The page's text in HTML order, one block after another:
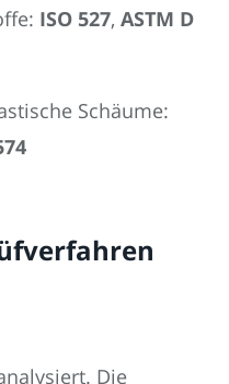
ISO 527, ASTM D
Schäume:
Die